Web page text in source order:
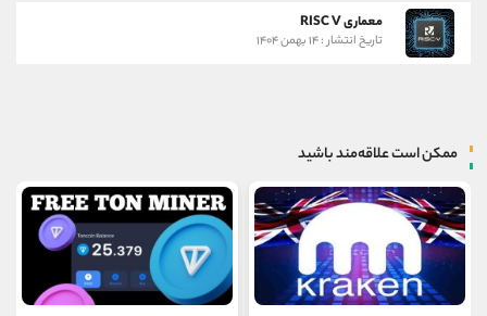
معماری RISC V
تاریخ انتشار : ۱۴ بهمن ۱۴۰۴
ممکن است علاقه‌مند باشید